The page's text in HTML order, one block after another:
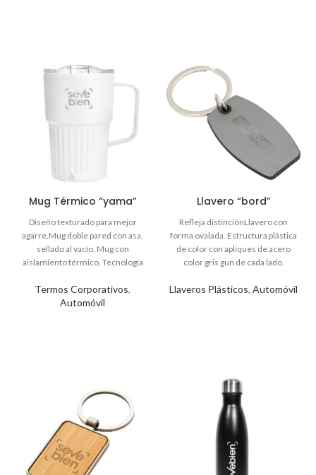
Mug Térmico “yama”
Termos Corporativos,
Automóvil
Llavero “bord”
Llaveros Plásticos, Automóvil